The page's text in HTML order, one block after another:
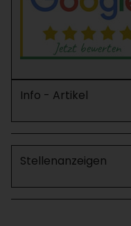
Info - Artikel
Stellenanzeigen